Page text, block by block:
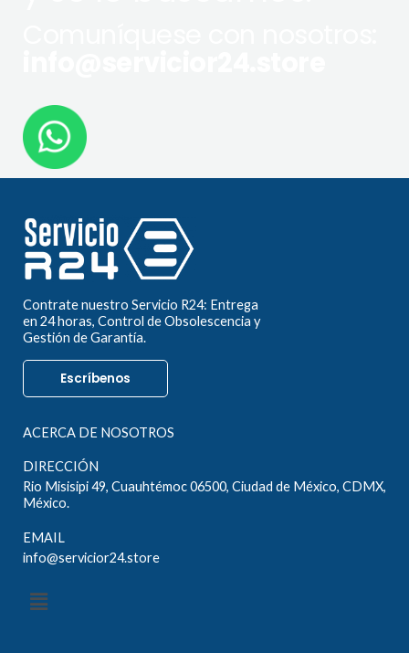
Contrate nuestro Servicio R24: Entrega
en 24 horas, Control de Obsolescencia y
Gestión de Garantía.
Escríbenos
ACERCA DE NOSOTROS
DIRECCIÓN
Rio Misisipi 49, Cuauhtémoc 06500, Ciudad de México, CDMX,
México.
EMAIL
info@servicior24.store
Menú